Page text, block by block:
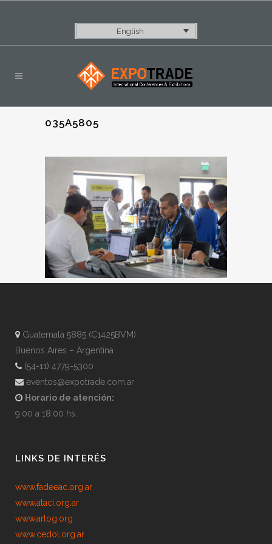
English
035A5805
Guatemala 5885 (C1425BVM)
Buenos Aires – Argentina
(54-11) 4779-5300
eventos@expotrade.com.ar
Horario de atención:
9:00 a 18:00 hs.
LINKS DE INTERÉS
www.fadeeac.org.ar
www.ataci.org.ar
www.arlog.org
www.cedol.org.ar